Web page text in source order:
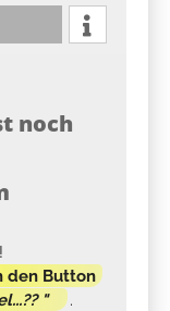
noch
den Button
"
.